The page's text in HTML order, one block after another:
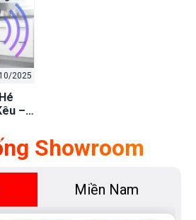
2025
–
Khắc
Showroom
Miền Nam